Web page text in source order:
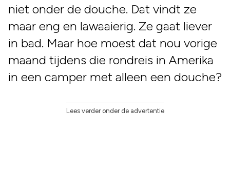
niet onder de douche. Dat vindt ze
maar eng en lawaaierig. Ze gaat liever
in bad. Maar hoe moest dat nou vorige
maand tijdens die rondreis in Amerika
in een camper met alleen een douche?
Lees verder onder de advertentie